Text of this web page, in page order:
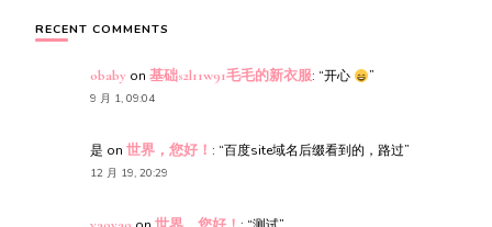
RECENT COMMENTS
obaby on 基础s2l11w91毛毛的新衣服: “开心 ”
9 月 1, 09:04
是 on 世界，您好！ : “百度site域名后缀看到的，路过”
12 月 19, 20:29